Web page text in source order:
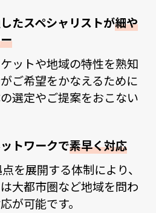
たスペシャリストが細や
ットや地域の特性を熟知
ご希望をかなえるために
選定やご提案をおこない
トワークで素早く対応
を展開する体制により、
大都市圏など地域を問わ
が可能です。